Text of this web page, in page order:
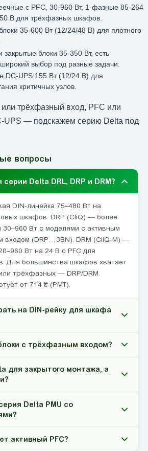
с PFC, 30-960 Вт, 1-фазные 85-264
В для трёхфазных шкафов.
35-600 Вт (12/24/48 В) для плотного
блоки 35-350 Вт, есть
выбор под разные задачи.
UPS 155 Вт (12/24 В) для
критичных узлов.
трёхфазный вход, PFC или
UPS — подскажем серию Delta под
вопросы
Delta DRL, DRP и DRM?
DIN-линейка 75–480 Вт на
шкафов. DRP (CliQ) — более
30–960 Вт с моделями с активным
входом (DRP…3BN). DRM (CliQ-M) —
Вт на 24 В с PFC для
Для большинства шкафов хватает
трёхфазных — DRP/DRM.
от 714 ₴ (PMT).
на DIN-рейку для шкафа
с трёхфазным входом?
для закрытого монтажа, а
Delta PMU со
активный PFC?